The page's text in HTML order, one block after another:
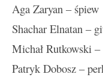
Aga Zaryan – śpiew
Shachar Elnatan –
Michał Rutkowski –
Patryk Dobosz –